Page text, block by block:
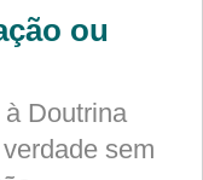
ou
Doutrina
sem